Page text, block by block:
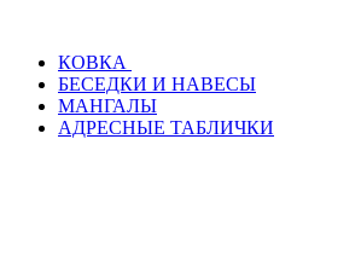
КОВКА
БЕСЕДКИ И НАВЕСЫ
МАНГАЛЫ
АДРЕСНЫЕ ТАБЛИЧКИ